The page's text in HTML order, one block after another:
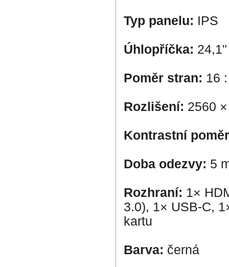
Typ panelu: IPS
Úhlopříčka: 24,1"
Poměr stran: 16
Rozlišení: 2560
Kontrastní
Doba odezvy: 5
Rozhraní: 1×
3.0), 1× USB-C,
kartu
Barva: černá